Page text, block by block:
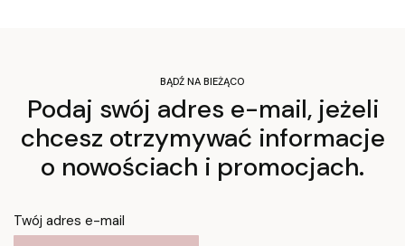
BĄDŹ NA BIEŻĄCO
Podaj swój adres e-mail, jeżeli
chcesz otrzymywać informacje
o nowościach i promocjach.
Twój adres e-mail